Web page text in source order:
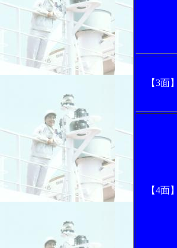
【3面】
【4面】